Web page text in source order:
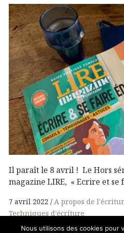
Il paraît le 8 avril ! Le Hors
magazine LIRE, « Ecrire et
7 avril 2022 A propos de
Techniques d'écriture
Nous utilisons des cookies pour